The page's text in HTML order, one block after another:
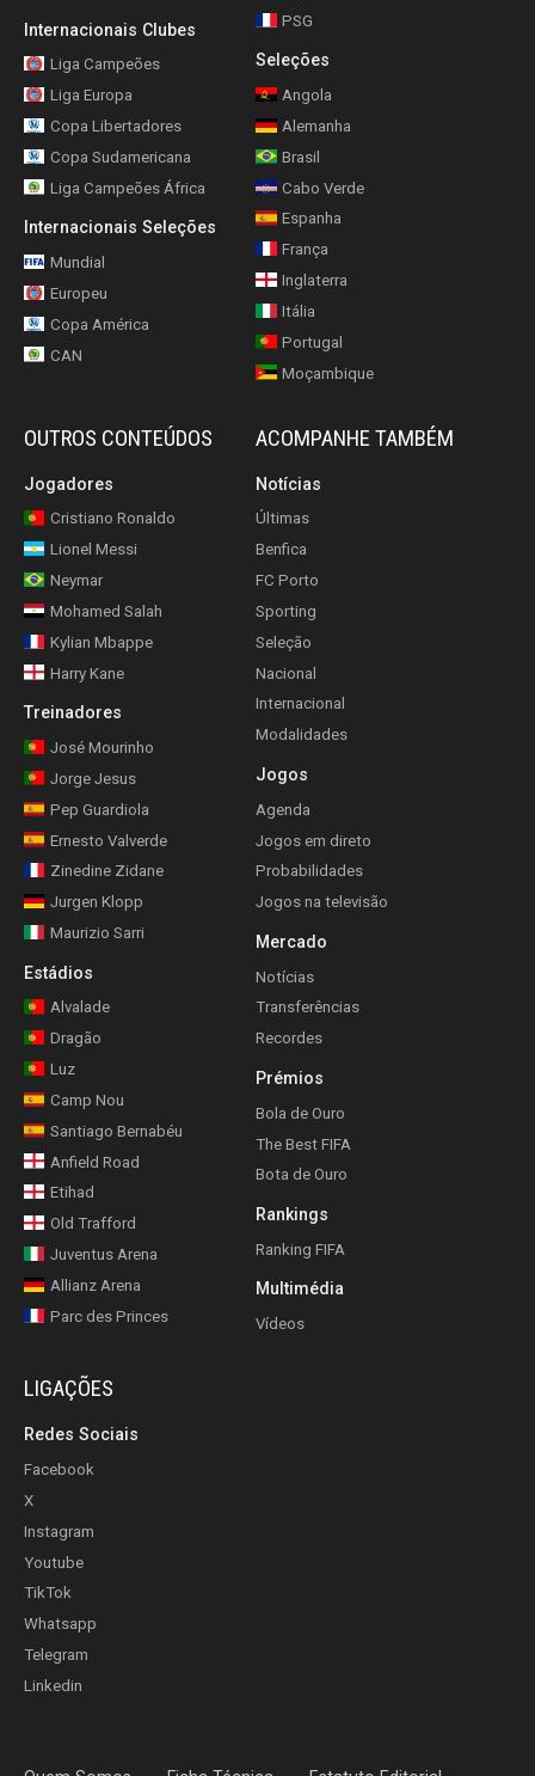
Internacionais Clubes
Liga Campeões
Liga Europa
Copa Libertadores
Copa Sudamericana
Liga Campeões África
Internacionais Seleções
Mundial
Europeu
Copa América
CAN
PSG
Seleções
Angola
Alemanha
Brasil
Cabo Verde
Espanha
França
Inglaterra
Itália
Portugal
Moçambique
OUTROS CONTEÚDOS
Jogadores
Cristiano Ronaldo
Lionel Messi
Neymar
Mohamed Salah
Kylian Mbappe
Harry Kane
Treinadores
José Mourinho
Jorge Jesus
Pep Guardiola
Ernesto Valverde
Zinedine Zidane
Jurgen Klopp
Maurizio Sarri
Estádios
Alvalade
Dragão
Luz
Camp Nou
Santiago Bernabéu
Anfield Road
Etihad
Old Trafford
Juventus Arena
Allianz Arena
Parc des Princes
ACOMPANHE TAMBÉM
Notícias
Últimas
Benfica
FC Porto
Sporting
Seleção
Nacional
Internacional
Modalidades
Jogos
Agenda
Jogos em direto
Probabilidades
Jogos na televisão
Mercado
Notícias
Transferências
Recordes
Prémios
Bola de Ouro
The Best FIFA
Bota de Ouro
Rankings
Ranking FIFA
Multimédia
Vídeos
LIGAÇÕES
Redes Sociais
Facebook
X
Instagram
Youtube
TikTok
Whatsapp
Telegram
Linkedin